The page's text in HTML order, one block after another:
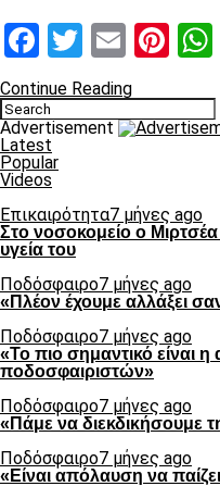
Facebook
Twitter
Email
Continue Reading
Advertisement
Latest
Popular
Videos
Επικαιρότητα7 μήνες ago
Στο νοσοκομείο ο
υγεία του
Ποδόσφαιρο7 μήνες ago
«Πλέον έχουμε αλλάξει
Ποδόσφαιρο7 μήνες ago
«Το πιο σημαντικό είναι
ποδοσφαιριστών»
Ποδόσφαιρο7 μήνες ago
«Πάμε να διεκδικήσουμε
Ποδόσφαιρο7 μήνες ago
«Είναι απόλαυση να